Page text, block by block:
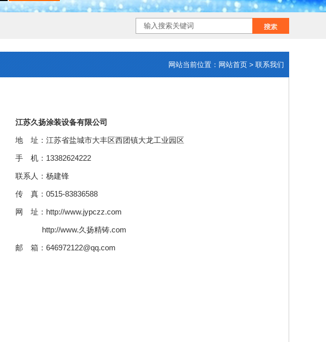
3
网站当前位置：网站首页 > 联系我们
江苏久扬涂装设备有限公司
地 址：江苏省盐城市大丰区西团镇大龙工业园区
手 机：13382624222
联系人：杨建锋
传 真：0515-83836588
网 址：http://www.jypczz.com
http://www.久扬精铸.com
邮 箱：646972122@qq.com